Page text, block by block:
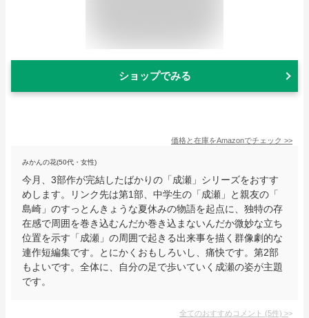
ショップでみる
価格と在庫をAmazonでチェック >>
みかんの花(50代・女性)
今月、3部作が完結したばかりの「成瀬」シリーズをおすす
めします。リンク先は第1部、中学生の「成瀬」と親友の「
島崎」のすっとんきょうな夏休みの物語を起点に、独特の存
在感で周囲を巻き込むんだか巻き込まないんだか微妙な立ち
位置を示す「成瀬」の周囲で起きる出来事を描く群像劇的な
連作短編集です。とにかくおもしろいし、痛快です。第2部
もよいです。全体に、自分の足で歩いていく成瀬の姿が主題
です。
全てのおすすめコメント (5件) >